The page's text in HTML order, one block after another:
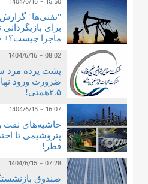
"نفتی‌ها"
برای
ماجرا چیست؟+
1404/6/16 - 08:02
پشت پرده مرد
ضرورت ورود
۲.۵همتی!
1404/6/15 - 16:07
حاشیه‌های نفت و
پتروشیمی تا
قطر!
1404/6/15 - 07:28
صندوق